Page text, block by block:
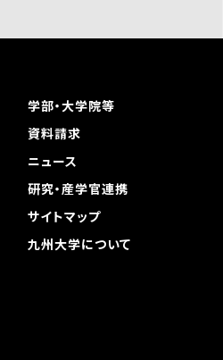
学部・大学院等
資料請求
ニュース
研究・産学官連携
サイトマップ
九州大学について